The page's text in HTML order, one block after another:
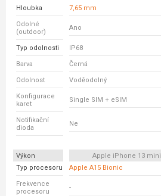
Hloubka 7,65 mm
Odolné
(outdoor)
Ano
Typ odolnosti IP68
Barva Černá
Odolnost Voděodolný
Konfigurace
karet
Single SIM + eSIM
Notifikační
dioda
Ne
Výkon Apple iPhone 13 mini
Typ procesoru
Apple A15 Bionic
Frekvence
procesoru
-